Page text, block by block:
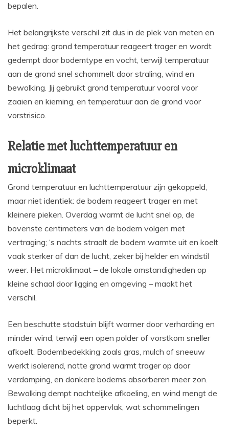
bepalen.
Het belangrijkste verschil zit dus in de plek van meten en
het gedrag: grond temperatuur reageert trager en wordt
gedempt door bodemtype en vocht, terwijl temperatuur
aan de grond snel schommelt door straling, wind en
bewolking. Jij gebruikt grond temperatuur vooral voor
zaaien en kieming, en temperatuur aan de grond voor
vorstrisico.
Relatie met luchttemperatuur en
microklimaat
Grond temperatuur en luchttemperatuur zijn gekoppeld,
maar niet identiek: de bodem reageert trager en met
kleinere pieken. Overdag warmt de lucht snel op, de
bovenste centimeters van de bodem volgen met
vertraging; ‘s nachts straalt de bodem warmte uit en koelt
vaak sterker af dan de lucht, zeker bij helder en windstil
weer. Het microklimaat – de lokale omstandigheden op
kleine schaal door ligging en omgeving – maakt het
verschil.
Een beschutte stadstuin blijft warmer door verharding en
minder wind, terwijl een open polder of vorstkom sneller
afkoelt. Bodembedekking zoals gras, mulch of sneeuw
werkt isolerend, natte grond warmt trager op door
verdamping, en donkere bodems absorberen meer zon.
Bewolking dempt nachtelijke afkoeling, en wind mengt de
luchtlaag dicht bij het oppervlak, wat schommelingen
beperkt.